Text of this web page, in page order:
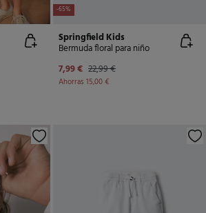
-65%
Springfield Kids
Bermuda floral para niño
7,99 € 22,99 €
Ahorras 15,00 €